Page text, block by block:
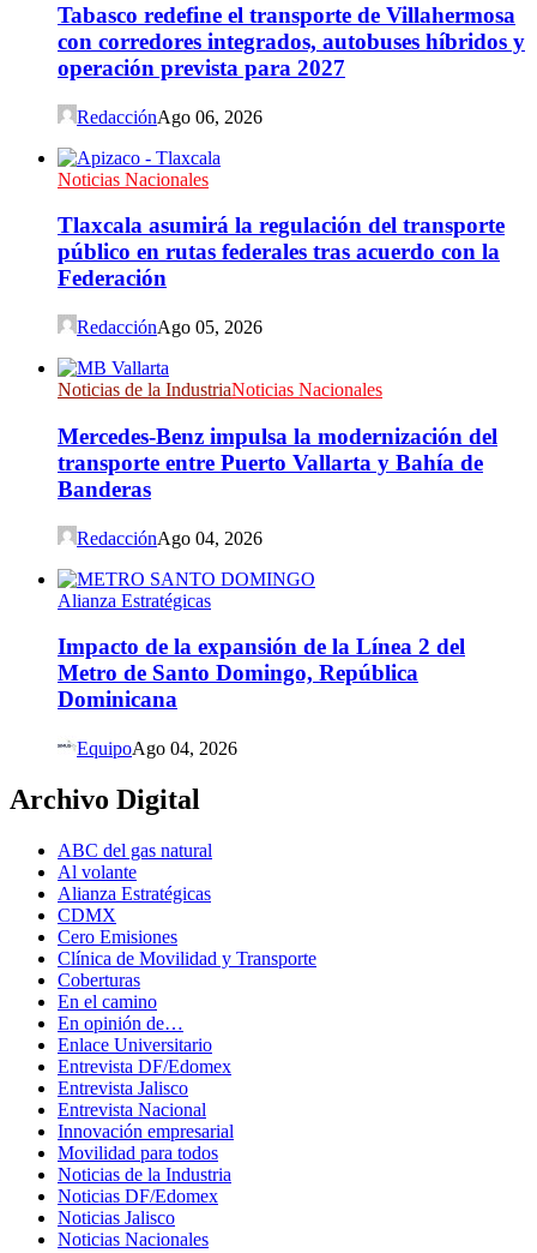
Tabasco redefine el transporte de Villahermosa
con corredores integrados, autobuses híbridos y
operación prevista para 2027
RedacciónAgo 06, 2026
Noticias Nacionales
Tlaxcala asumirá la regulación del transporte
público en rutas federales tras acuerdo con la
Federación
RedacciónAgo 05, 2026
Noticias de la IndustriaNoticias Nacionales
Mercedes-Benz impulsa la modernización del
transporte entre Puerto Vallarta y Bahía de
Banderas
RedacciónAgo 04, 2026
Alianza Estratégicas
Impacto de la expansión de la Línea 2 del
Metro de Santo Domingo, República
Dominicana
EquipoAgo 04, 2026
Archivo Digital
ABC del gas natural
Al volante
Alianza Estratégicas
CDMX
Cero Emisiones
Clínica de Movilidad y Transporte
Coberturas
En el camino
En opinión de…
Enlace Universitario
Entrevista DF/Edomex
Entrevista Jalisco
Entrevista Nacional
Innovación empresarial
Movilidad para todos
Noticias de la Industria
Noticias DF/Edomex
Noticias Jalisco
Noticias Nacionales